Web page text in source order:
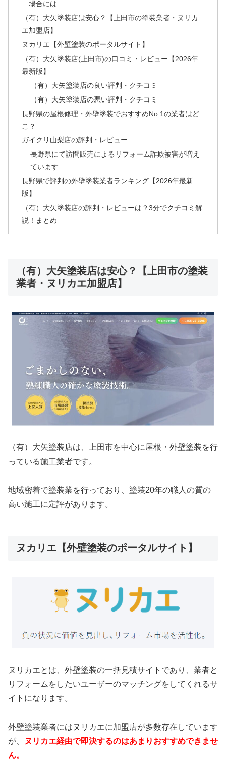
場合には
（有）大矢塗装店は安心？【上田市の塗装業者・ヌリカ
エ加盟店】
ヌカリエ【外壁塗装のポータルサイト】
（有）大矢塗装店(上田市)の口コミ・レビュー【2026年
最新版】
（有）大矢塗装店の良い評判・クチコミ
（有）大矢塗装店の悪い評判・クチコミ
長野県の屋根修理・外壁塗装でおすすめNo.1の業者はど
こ？
ガイクリ山梨店の評判・レビュー
長野県にて訪問販売によるリフォーム詐欺被害が増え
ています
長野県で評判の外壁塗装業者ランキング【2026年最新
版】
（有）大矢塗装店の評判・レビューは？3分でクチコミ解
説！まとめ
（有）大矢塗装店は安心？【上田市の塗装
業者・ヌリカエ加盟店】
（有）大矢塗装店は、上田市を中心に屋根・外壁塗装を行
っている施工業者です。
地域密着で塗装業を行っており、塗装20年の職人の質の
高い施工に定評があります。
ヌカリエ【外壁塗装のポータルサイト】
ヌリカエとは、外壁塗装の一括見積サイトであり、業者と
リフォームをしたいユーザーのマッチングをしてくれるサ
イトになります。
外壁塗装業者にはヌリカエに加盟店が多数存在しています
が、
ヌリカエ経由で即決するのはあまりおすすめできませ
ん。